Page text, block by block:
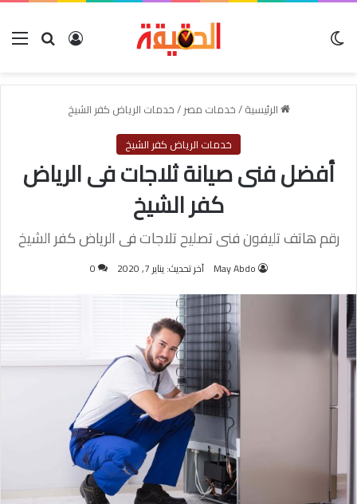
بحث عنتسجيل
الرئيسية/خدمات مصر/خدمات الرياض كفر الشيخ
خدمات الرياض كفر الشيخ
أفضل فنى صيانة ثلاجات فى الرياض
كفر الشيخ
رقم هاتف تليفون فنى تصليح تلاجات فى الرياض كفر الشيخ
May Abdo آخر تحديث: يناير 7, 2020 0